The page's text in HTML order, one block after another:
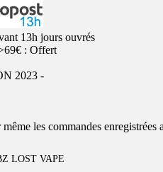
13h jours ouvrés
: Offert
2023 -
les commandes
LOST VAPE